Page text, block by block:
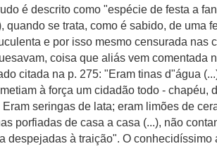
é descrito como "espécie de festa a
quando se trata, como é sabido, de uma
e por isso mesmo censurada nas
coisa que aliás vem comentada
citada na p. 275: "Eram tinas d"água
à força um cidadão todo - chapéu,
Eram seringas de lata; eram limões de
porfiadas de casa a casa (...), não
despejadas à traição". O conhecidíssimo